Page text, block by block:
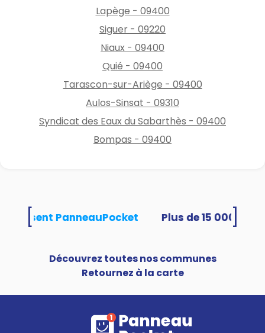
Lapège - 09400
Siguer - 09220
Niaux - 09400
Quié - 09400
Tarascon-sur-Ariège - 09400
Aulos-Sinsat - 09310
Syndicat des Eaux du Sabarthès - 09400
Bompas - 09400
utilisent PanneauPocket
Découvrez toutes nos communes
Retournez à la carte